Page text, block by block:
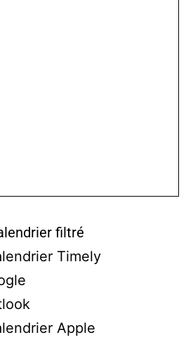
filtré
Timely
Apple